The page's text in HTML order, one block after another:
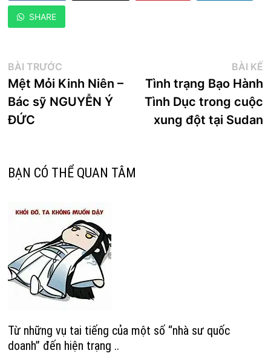
SHARE
Điều
hướng
bài
BÀI TRƯỚC
trước:
Mệt Mỏi Kinh Niên –
Bác sỹ NGUYỄN Ý
ĐỨC
BÀI KẾ
Tình trạng Bạo Hành
Tình Dục trong cuộc
xung đột tại Sudan
BẠN CÓ THỂ QUAN TÂM
Từ những vụ tai tiếng của một số “nhà sư quốc
doanh” đến hiện trạng ..